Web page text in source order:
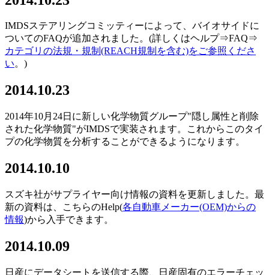
IMDSステアリングコミッティーによって、バイオサイドに
ついてのFAQが追加されました。(詳しくはヘルプ⇒FAQ⇒
カテゴリの法規・規制(REACH規制を含む)をご参照くださ
い。)
2014.10.23
2014年10月24日に新しい化学物質グループ"隠し属性と削除
された化学物質"がIMDSで実装されます。これからこのタイ
プの化学物質を分析することができるようになります。
2014.10.10
スズキ社がサプライヤー向け情報の資料を更新しました。最
新の資料は、こちらのHelp(各自動車メーカー(OEM)からの
情報)から入手できます。
2014.10.09
日産にデータシートを送信する際、日産固有のエラーチェッ